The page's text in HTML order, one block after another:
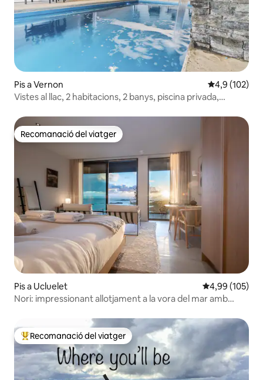
Pis a Vernon 4,9 de
4,9 (102)
Vistes al llac, 2 habitacions, 2 banys, piscina privada,
Recomanació del viatger
Recomanació del viatger
Pis a Ucluelet 4,99 de
4,99 (105)
Nori: impressionant allotjament a la vora del mar amb
Principals recomanacions dels viatgers
Recomanació del viatger